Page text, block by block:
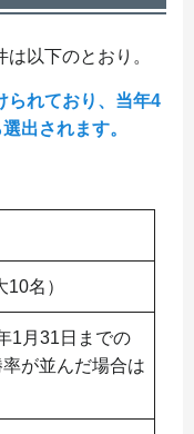
以下のとおり。
られており、当年4
出されます。
名）
1月31日までの
が並んだ場合は